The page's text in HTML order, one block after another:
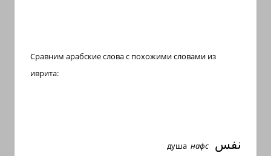
Сравним арабские слова с похожими словами из
иврита:
نفس душа нафс